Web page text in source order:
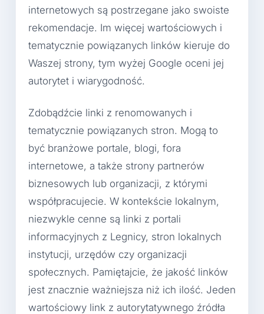
internetowych są postrzegane jako swoiste
rekomendacje. Im więcej wartościowych i
tematycznie powiązanych linków kieruje do
Waszej strony, tym wyżej Google oceni jej
autorytet i wiarygodność.
Zdobądźcie linki z renomowanych i
tematycznie powiązanych stron. Mogą to
być branżowe portale, blogi, fora
internetowe, a także strony partnerów
biznesowych lub organizacji, z którymi
współpracujecie. W kontekście lokalnym,
niezwykle cenne są linki z portali
informacyjnych z Legnicy, stron lokalnych
instytucji, urzędów czy organizacji
społecznych. Pamiętajcie, że jakość linków
jest znacznie ważniejsza niż ich ilość. Jeden
wartościowy link z autorytatywnego źródła